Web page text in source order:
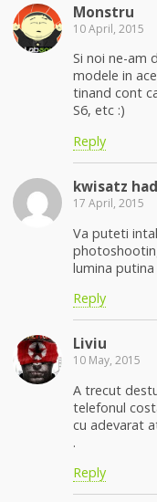
Monstru
10 April, 2015
Si noi ne-am
modele in
tinand cont
S6, etc :)
Reply
kwisatz
17 April, 2015
Va puteti
lumina putina
Reply
Liviu
10 May, 2015
A trecut
telefonul
cu adevarat
.
Reply